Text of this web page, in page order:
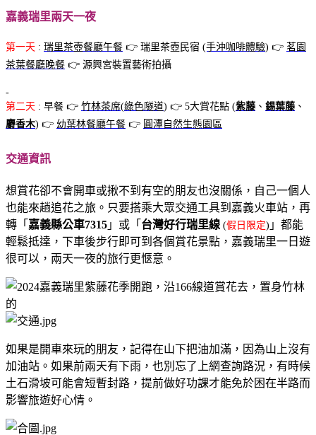
嘉義瑞里兩天一夜
第一天 : 瑞里茶壺餐廳午餐 👉 瑞里茶壺民宿 (手沖咖啡體驗) 👉 茗園
茶葉餐廳晚餐 👉 源興宮裝置藝術拍攝
-
第二天 : 早餐 👉 竹林茶席(綠色隧道) 👉 5大賞花點 (紫藤、 錫葉藤、
麝香木) 👉 幼葉林餐廳午餐 👉 圓潭自然生態園區
交通資訊
想賞花卻不會開車或揪不到有空的朋友也沒關係，自己一個人
也能來趟追花之旅。只要搭乘大眾交通工具到嘉義火車站，再
轉「 嘉義縣公車7315 」或「 台灣好行瑞里線 (假日限定) 」都能
輕鬆抵達，下車後步行即可到各個賞花景點，嘉義瑞里一日遊
很可以，兩天一夜的旅行更愜意。
如果是開車來玩的朋友，記得在山下把油加滿，因為山上沒有
加油站。如果前兩天有下雨，也別忘了上網查詢路況，有時候
土石滑坡可能會短暫封路，提前做好功課才能免於困在半路而
影響旅遊好心情。